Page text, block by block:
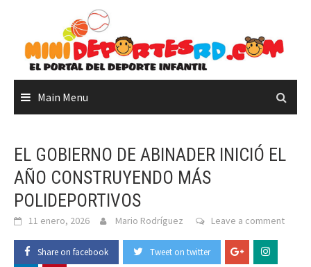
content
Main Menu
EL GOBIERNO DE ABINADER INICIÓ EL
AÑO CONSTRUYENDO MÁS
POLIDEPORTIVOS
11 enero, 2026 Mario Rodríguez Leave a comment
Share on facebook Tweet on twitter